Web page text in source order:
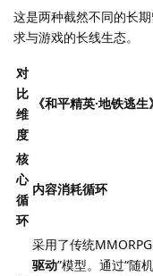
这是两种截然不同的长
求与游戏的长线生态。
对
比
维
度
《和平精英·地铁逃生
核
心
循
环
内容消耗循环
采用了传统
驱动”模型。通过“随